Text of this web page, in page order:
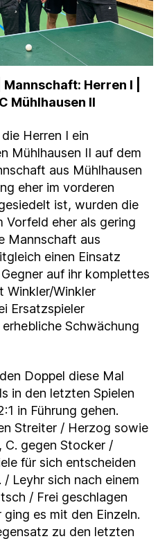
Herren I |
Mühlhausen II
Herren I ein
Mühlhausen II auf dem
aus Mühlhausen
eher im vorderen
ist, wurden die
Vorfeld eher als gering
Mannschaft aus
einen Einsatz
auf ihr komplettes
Winkler/Winkler
Ersatzspieler
Schwächung
Doppel diese Mal
in den letzten Spielen
in Führung gehen.
Streiter / Herzog sowie
C. gegen Stocker /
für sich entscheiden
Leyhr sich nach einem
/ Frei geschlagen
es mit den Einzeln.
zu den letzten